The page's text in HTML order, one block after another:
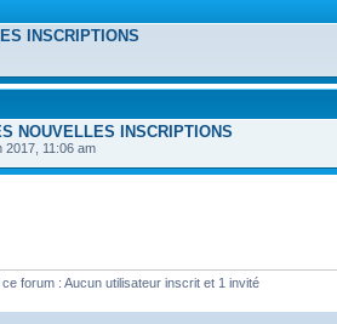
INSCRIPTIONS
NOUVELLES INSCRIPTIONS
2017, 11:06 am
forum : Aucun utilisateur inscrit et 1 invité